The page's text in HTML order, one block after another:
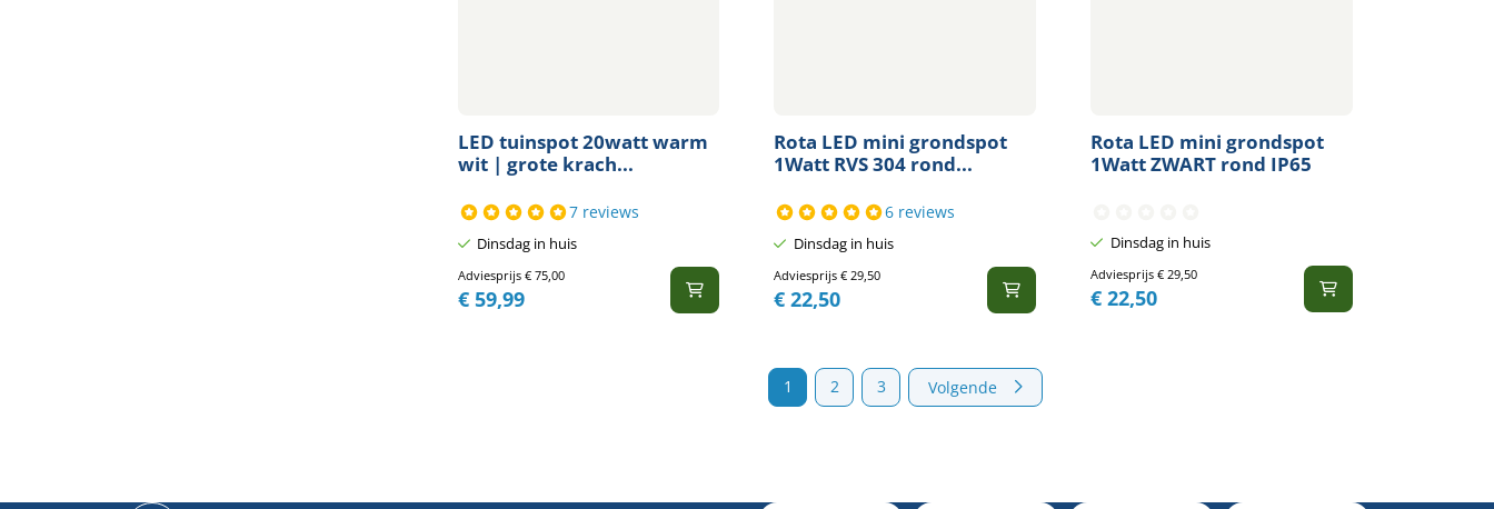
LED tuinspot 20watt warm
wit | grote krach...
7 reviews
Dinsdag in huis
Adviesprijs €75,00
€59,99
Rota LED mini grondspot
1Watt RVS 304 rond...
6 reviews
Dinsdag in huis
Adviesprijs€ 29,50
€ 22,50
Rota LED mini grondspot
1Watt ZWART rond IP65
Dinsdag in huis
Adviesprijs€ 29,50
€ 22,50
1 2 3 Volgende